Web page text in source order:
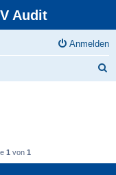
Audit
Anmelden
1 von 1